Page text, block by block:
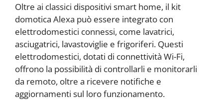
Oltre ai classici dispositivi smart home, il kit
domotica Alexa può essere integrato con
elettrodomestici connessi, come lavatrici,
asciugatrici, lavastoviglie e frigoriferi. Questi
elettrodomestici, dotati di connettività Wi-Fi,
offrono la possibilità di controllarli e monitorarli
da remoto, oltre a ricevere notifiche e
aggiornamenti sul loro funzionamento.